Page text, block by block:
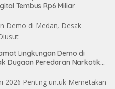
Tembus Rp6 Miliar
Lingkungan Demo di
Dugaan Peredaran Narkotika